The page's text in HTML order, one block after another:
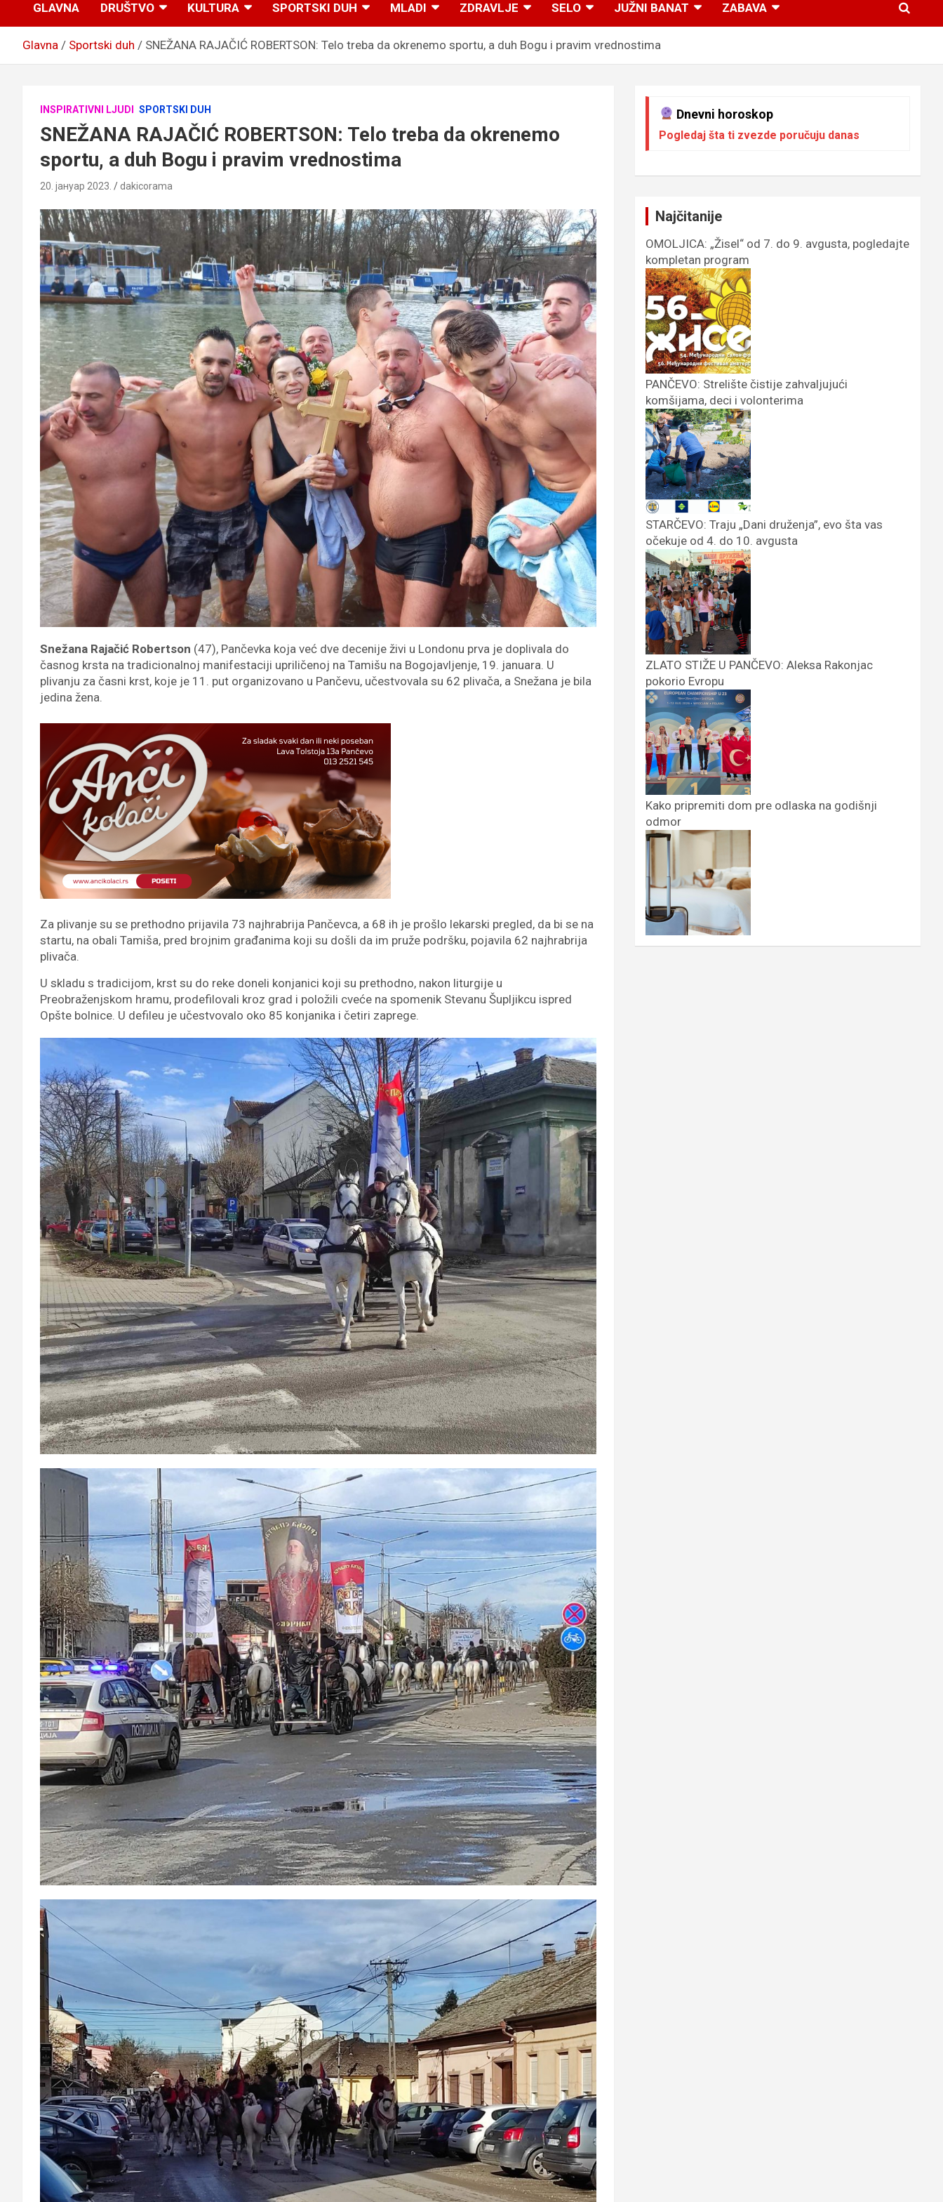
GLAVNA DRUŠTVO KULTURA SPORTSKI DUH MLADI ZDRAVLJE SELO JUŽNI BANAT ZABAVA
Glavna Sportski duh SNEŽANA RAJAČIĆ ROBERTSON: Telo treba da okrenemo sportu, a duh Bogu i pravim vrednostima
INSPIRATIVNI LJUDI SPORTSKI DUH
SNEŽANA RAJAČIĆ ROBERTSON: Telo treba da okrenemo
sportu, a duh Bogu i pravim vrednostima
20. јануар 2023. dakicorama
Snežana Rajačić Robertson (47), Pančevka koja već dve decenije živi u Londonu prva je doplivala do
časnog krsta na tradicionalnoj manifestaciji upriličenoj na Tamišu na Bogojavljenje, 19. januara. U
plivanju za časni krst, koje je 11. put organizovano u Pančevu, učestvovalа su 62 plivača, a Snežana je bila
jedina žena.
Za plivanje su se prethodno prijavila 73 najhrabrija Pančevca, a 68 ih je prošlo lekarski pregled, da bi se na
startu, na obali Tamiša, pred brojnim građanima koji su došli da im pruže podršku, pojavila 62 najhrabrija
plivača.
U skladu s tradicijom, krst su do reke doneli konjanici koji su prethodno, nakon liturgije u
Preobraženjskom hramu, prodefilovali kroz grad i položili cveće na spomenik Stevanu Šupljikcu ispred
Opšte bolnice. U defileu je učestvovalo oko 85 konjanika i četiri zaprege.
Dnevni horoskop
Pogledaj šta ti zvezde poručuju danas
Najčitanije
OMOLJICA: „Žisel“ od 7. do 9. avgusta, pogledajte
kompletan program
PANČEVO: Strelište čistije zahvaljujući
komšijama, deci i volonterima
STARČEVO: Traju „Dani druženja”, evo šta vas
očekuje od 4. do 10. avgusta
ZLATO STIŽE U PANČEVO: Aleksa Rakonjac
pokorio Evropu
Kako pripremiti dom pre odlaska na godišnji
odmor